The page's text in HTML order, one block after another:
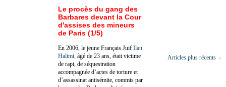
Articles plus récents
Le procès du gang des
Barbares devant la Cour
d'assises des mineurs
de Paris (1/5)
En 2006, le jeune Français Juif Ilan
Halimi, âgé de 23 ans, était victime
de rapt, de séquestration
accompagnée d’actes de torture et
d’assassinat antisémite, commis par